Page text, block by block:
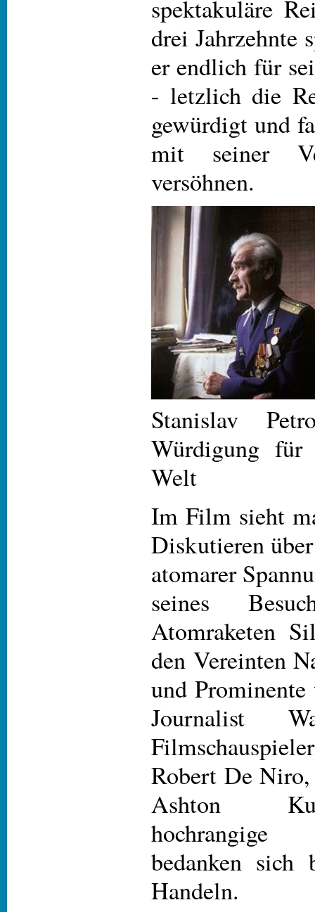
spektakuläre
drei Jahrzehnte
er endlich für
- letzlich die
gewürdigt und
mit seiner
versöhnen.
Stanislav
Würdigung
Welt
Im Film sieht
Diskutieren
atomarer
seines
Atomraketen
den Vereinten
und
Journalist
Robert De
Ashton
bedanken
Handeln.